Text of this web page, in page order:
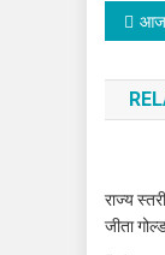
आज आपका
राज्य
जीता